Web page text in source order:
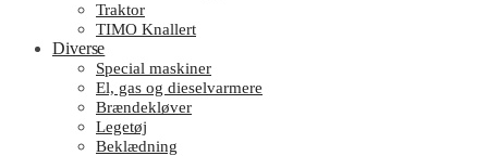
Traktor
TIMO Knallert
Diverse
Special maskiner
El, gas og dieselvarmere
Brændekløver
Legetøj
Beklædning